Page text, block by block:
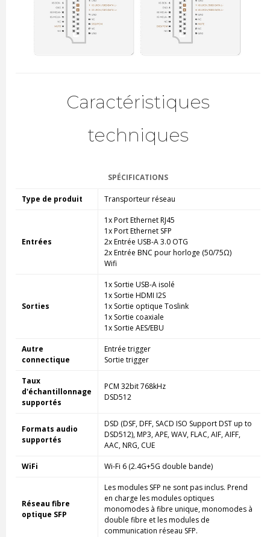
Caractéristiques
techniques
SPÉCIFICATIONS
Type de produit Transporteur réseau
Entrées
1x Port Ethernet RJ45
1x Port Ethernet SFP
2x Entrée USB-A 3.0 OTG
2x Entrée BNC pour horloge (50/75Ω)
Wifi
Sorties
1x Sortie USB-A isolé
1x Sortie HDMI I2S
1x Sortie optique Toslink
1x Sortie coaxiale
1x Sortie AES/EBU
Autre
connectique
Entrée trigger
Sortie trigger
Taux
d'échantillonnage
supportés
PCM 32bit 768kHz
DSD512
Formats audio
supportés
DSD (DSF, DFF, SACD ISO Support DST up to
DSD512), MP3, APE, WAV, FLAC, AIF, AIFF,
AAC, NRG, CUE
WiFi Wi-Fi 6 (2.4G+5G double bande)
Réseau fibre
optique SFP
Les modules SFP ne sont pas inclus. Prend
en charge les modules optiques
monomodes à fibre unique, monomodes à
double fibre et les modules de
communication réseau SFP.